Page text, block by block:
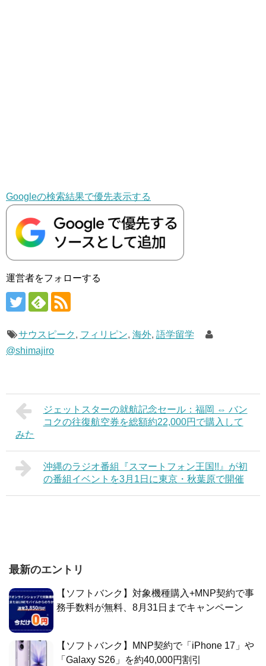
Googleの検索結果で優先表示する
運営者をフォローする
サウスピーク , フィリピン, 海外, 語学留学
@shimajiro
ジェットスターの就航記念セール：福岡 ⇔ バン
コクの往復航空券を総額約22,000円で購入して
みた
沖縄のラジオ番組『スマートフォン王国!!』が初
の番組イベントを3月1日に東京・秋葉原で開催
最新のエントリ
【ソフトバンク】対象機種購入+MNP契約で事
務手数料が無料、8月31日までキャンペーン
【ソフトバンク】MNP契約で「iPhone 17」や
「Galaxy S26」を約40,000円割引